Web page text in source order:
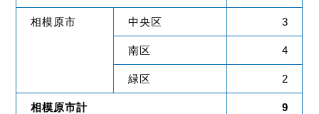
相模原市 中央区 3
南区 4
緑区 2
相模原市計 9